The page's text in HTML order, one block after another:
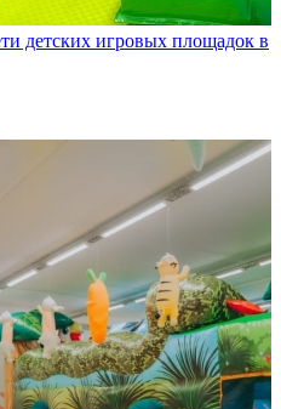
детских игровых площадок в